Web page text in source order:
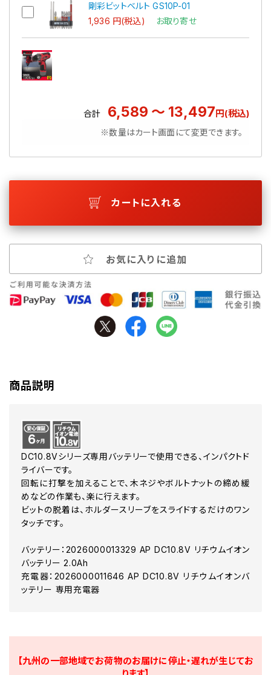
剛彩ビットベルト GS10P-01
1,936 円(税込)
お取り寄せ
合計 6,589 ～ 13,497円(税込)
※数量はカート画面にて変更できます。
カートに入れる
お気に入りに追加
商品説明
DC10.8Vシリーズ専用バッテリーで使用できる、インパクトド
ライバーです。
回転に打撃を加えることで、木ネジやボルトナットの締め緩
めなどの作業も、楽に行えます。
ビットの脱着は、ホルダースリーブをスライドするだけのワン
タッチです。
バッテリー：2026000013329 AP DC10.8V リチウムイオン
バッテリー 2.0Ah
充電器：2026000011646 AP DC10.8V リチウムイオンバ
ッテリー 専用充電器
【九州の一部地域でお荷物のお届けに停止・遅れが生じてお